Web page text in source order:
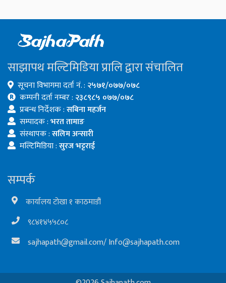
साझापथ मल्टिमिडिया प्रालि द्वारा संचालित
सूचना विभागमा दर्ता नं. : २५७१/०७७/०७८
कम्पनी दर्ता नम्बर : २३८९८५ ०७७/०७८
प्रबन्ध निर्देशक :सबिना महर्जन
सम्पादक :भरत तामाङ
संस्थापक :सलिम अन्सारी
मल्टिमिडिया :सुरज भट्टराई
सम्पर्क
कार्यालय टोखा १ काठमाडौं
९८४१४५५८०८
sajhapath@gmail.com/Info@sajhapath.com